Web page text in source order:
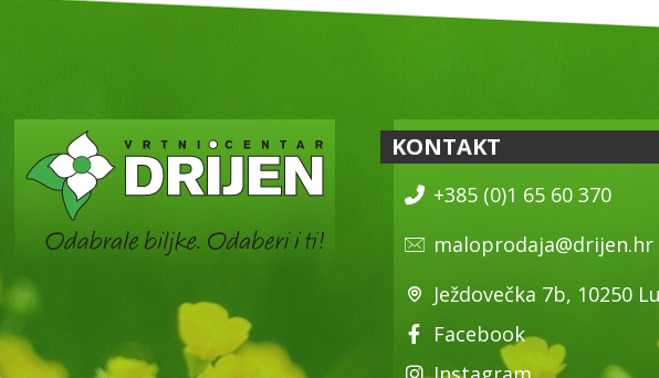
KONTAKT
+385 (0)1 65 60 370
maloprodaja@drijen.hr
Ježdovečka 7b, 10250
Facebook